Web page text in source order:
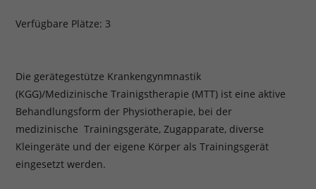
Verfügbare Plätze: 3
Die gerätegestütze Krankengynmnastik
(KGG)/Medizinische Trainigstherapie (MTT) ist eine aktive
Behandlungsform der Physiotherapie, bei der
medizinische Trainingsgeräte, Zugapparate, diverse
Kleingeräte und der eigene Körper als Trainingsgerät
eingesetzt werden.